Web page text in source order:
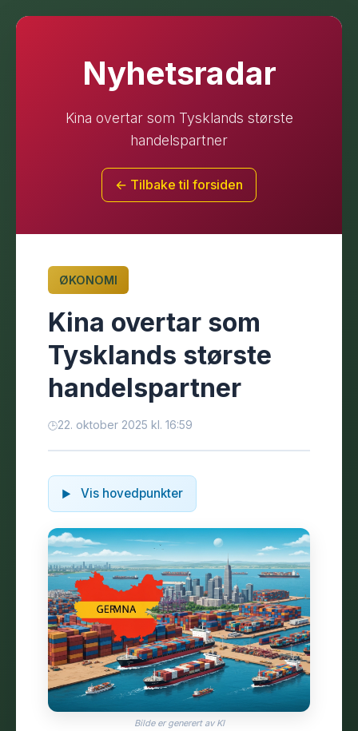
Nyhetsradar
Kina overtar som Tysklands største
handelspartner
← Tilbake til forsiden
ØKONOMI
Kina overtar som
Tysklands største
handelspartner
22. oktober 2025 kl. 16:59
Vis hovedpunkter
Bilde er generert av KI